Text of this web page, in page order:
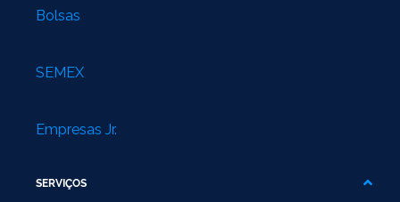
Bolsas
SEMEX
Empresas Jr.
SERVIÇOS